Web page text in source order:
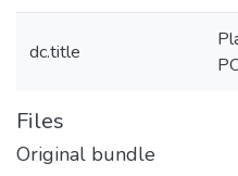
dc.title
Files
Original bundle